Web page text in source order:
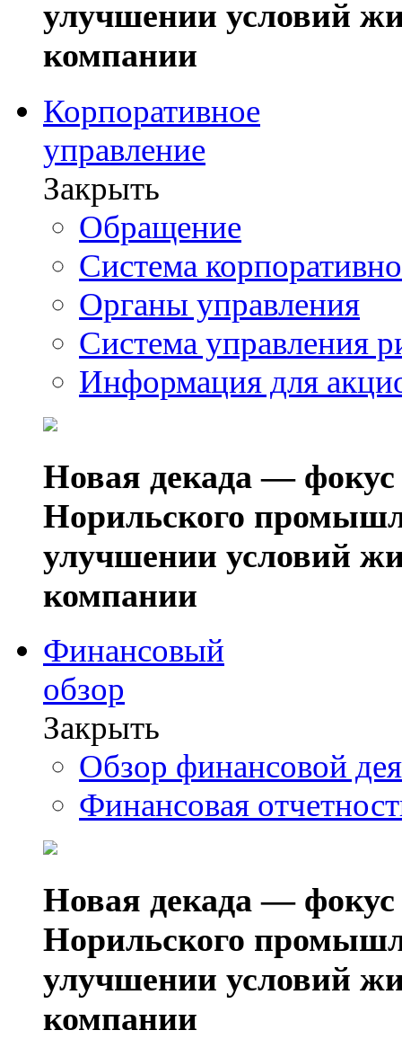
улучшении условий
компании
Корпоративное
управление
Закрыть
Обращение
Система
Органы управления
Система управления
Информация для
Новая декада — фокус
Норильского
улучшении условий
компании
Финансовый
обзор
Закрыть
Обзор финансовой
Финансовая
Новая декада — фокус
Норильского
улучшении условий
компании